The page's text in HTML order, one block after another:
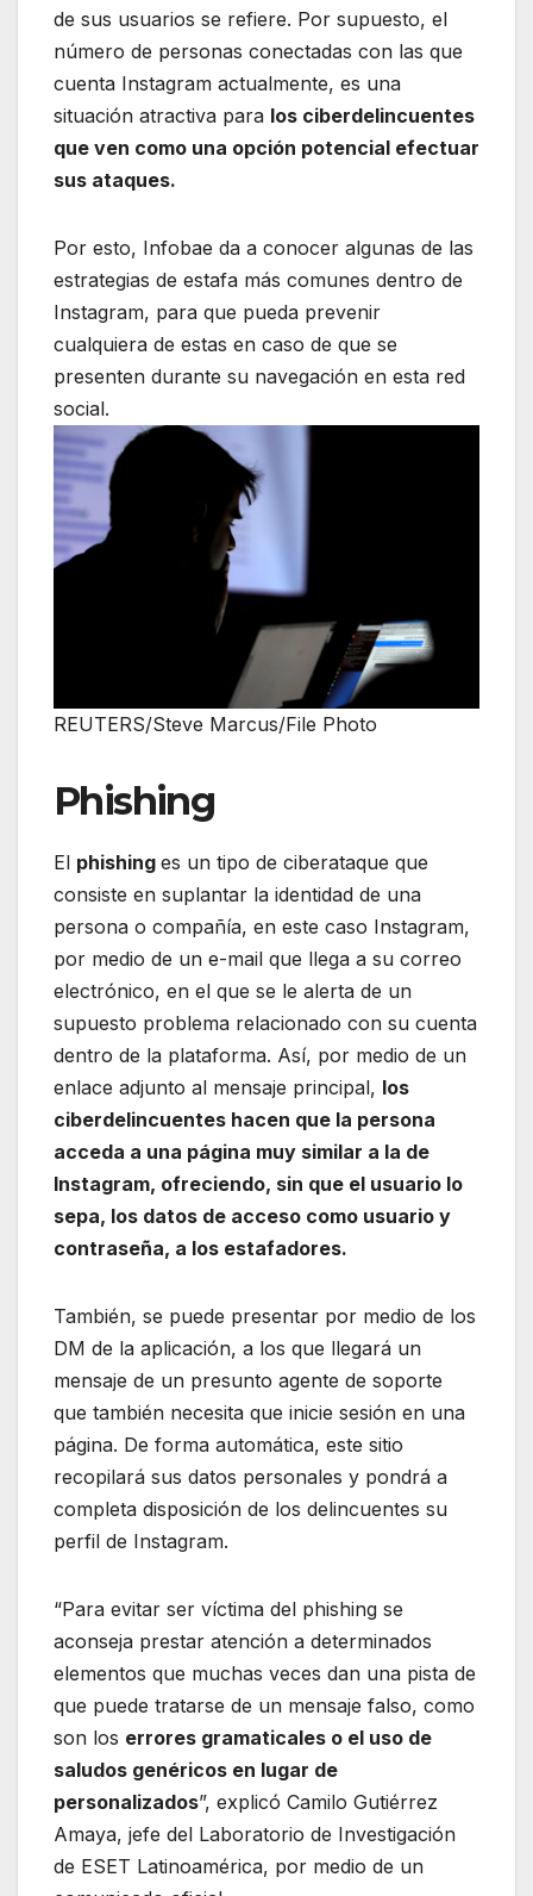
de sus usuarios se refiere. Por supuesto, el
número de personas conectadas con las que
cuenta Instagram actualmente, es una
situación atractiva para los ciberdelincuentes
que ven como una opción potencial efectuar
sus ataques.
Por esto, Infobae da a conocer algunas de las
estrategias de estafa más comunes dentro de
Instagram, para que pueda prevenir
cualquiera de estas en caso de que se
presenten durante su navegación en esta red
social.
REUTERS/Steve Marcus/File Photo
Phishing
El phishing es un tipo de ciberataque que
consiste en suplantar la identidad de una
persona o compañía, en este caso Instagram,
por medio de un e-mail que llega a su correo
electrónico, en el que se le alerta de un
supuesto problema relacionado con su cuenta
dentro de la plataforma. Así, por medio de un
enlace adjunto al mensaje principal, los
ciberdelincuentes hacen que la persona
acceda a una página muy similar a la de
Instagram, ofreciendo, sin que el usuario lo
sepa, los datos de acceso como usuario y
contraseña, a los estafadores.
También, se puede presentar por medio de los
DM de la aplicación, a los que llegará un
mensaje de un presunto agente de soporte
que también necesita que inicie sesión en una
página. De forma automática, este sitio
recopilará sus datos personales y pondrá a
completa disposición de los delincuentes su
perfil de Instagram.
“Para evitar ser víctima del phishing se
aconseja prestar atención a determinados
elementos que muchas veces dan una pista de
que puede tratarse de un mensaje falso, como
son los errores gramaticales o el uso de
saludos genéricos en lugar de
personalizados”, explicó Camilo Gutiérrez
Amaya, jefe del Laboratorio de Investigación
de ESET Latinoamérica, por medio de un